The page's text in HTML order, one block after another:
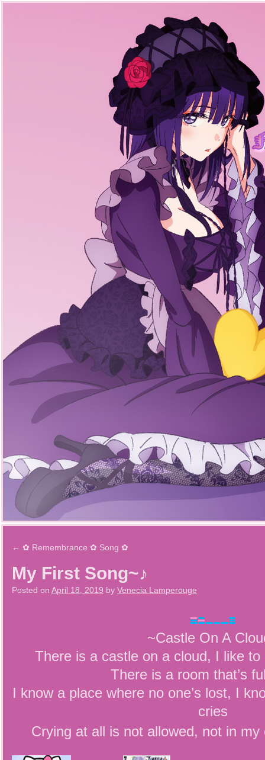
← ✿ Remembrance ✿ Song ✿
My First Song~♪
Posted on April 18, 2019 by Venecia Lamperouge
~Castle On A
There is a castle on a cloud, I like
There is a room that’s
I know a place where no one’s lost, I
cries
Crying at all is not allowed, not in